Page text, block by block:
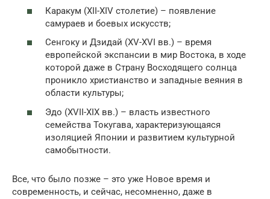
Каракум (XII-XIV столетие) – появление
самураев и боевых искусств;
Сенгоку и Дзидай (XV-XVI вв.) – время
европейской экспансии в мир Востока, в ходе
которой даже в Страну Восходящего солнца
проникло христианство и западные веяния в
области культуры;
Эдо (XVII-XIX вв.) – власть известного
семейства Токугава, характеризующаяся
изоляцией Японии и развитием культурной
самобытности.
Все, что было позже – это уже Новое время и
современность, и сейчас, несомненно, даже в